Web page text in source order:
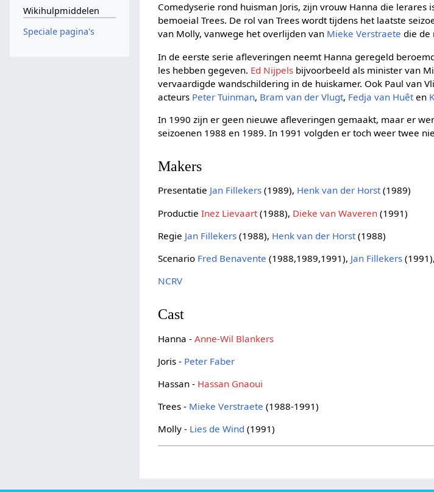
Comedyserie rond huisman Joris, zijn vrouw Hanna die lerares
bemoeial Trees. De rol van Trees wordt tijdens het laatste
van Molly, vanwege het overlijden van Mieke Verstraete die de
In de eerste serie afleveringen neemt Hanna geregeld
les hebben gegeven. Ed Nijpels bijvoorbeeld als minister van
vervaardigde wandschildering in de huiskamer. Ook Paul van
acteurs Peter Tuinman, Bram van der Vlugt, Fedja van Huêt en
In 1990 zijn er geen nieuwe afleveringen gemaakt, maar er
seizoenen 1988 en 1989. In 1991 volgden er toch weer twee
Makers
Presentatie Jan Fillekers (1989), Henk van der Horst(1989)
ProductieInez Lievaart (1988), Dieke van Waveren (1991)
Regie Jan Fillekers (1988), Henk van der Horst (1988)
Scenario Fred Benavente (1988,1989,1991), Jan Fillekers (1991),
NCRV
Cast
Hanna -Anne-Wil Blankers
Joris - Peter Faber
Hassan - Hassan Gnaoui
Trees - Mieke Verstraete (1988-1991)
Molly - Lies de Wind (1991)
Wikihulpmiddelen
Speciale pagina's